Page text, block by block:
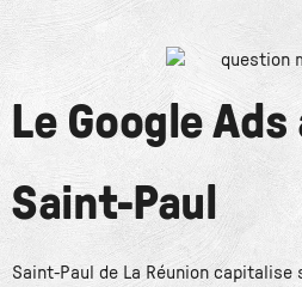
LeGoogle Ads
Saint-Paul
Saint-Paul de La Réunion capitalise